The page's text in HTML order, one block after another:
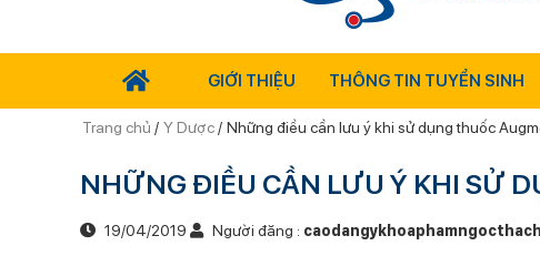
GIỚI THIỆU THÔNG TIN TUYỂN SINH
Trang chủ / Y Dược/ Những điều cần lưu ý khi sử dụng thuốc
NHỮNG ĐIỀU CẦN LƯU Ý KHI SỬ
19/04/2019 Người đăng : caodangykhoaphamngocthach